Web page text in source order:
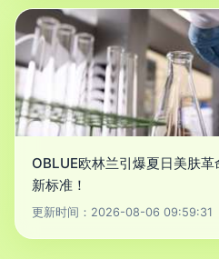
OBLUE欧林兰引爆夏日美肤
新标准！
更新时间：2026-08-06 09:59:31